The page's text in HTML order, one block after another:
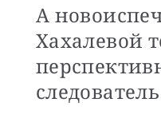
А
Хахалевой